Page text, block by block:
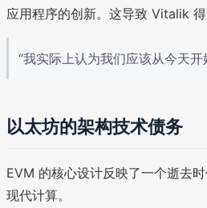
应用程序的创新。这导致 Vitalik 得
“我实际上认为我们应该从今天
以太坊的架构技术债务
EVM 的核心设计反映了一个逝去
现代计算。